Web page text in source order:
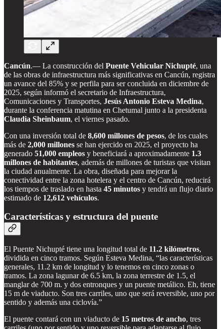
Cancún.— La construcción del Puente Vehicular Nichupté, una
de las obras de infraestructura más significativas en Cancún, registra
un avance del 85% y se perfila para ser concluida en diciembre de
2025, según informó el secretario de Infraestructura,
Comunicaciones y Transportes, Jesús Antonio Esteva Medina,
durante la conferencia matutina en Chetumal junto a la presidenta
Claudia Sheinbaum, el viernes pasado.
Con una inversión total de 8,600 millones de pesos, de los cuales
más de 2,000 millones se han ejercido en 2025, el proyecto ha
generado 51,000 empleos y beneficiará a aproximadamente 1.3
millones de habitantes, además de millones de turistas que visitan
la ciudad anualmente. La obra, diseñada para mejorar la
conectividad entre la zona hotelera y el centro de Cancún, reducirá
los tiempos de traslado en hasta 45 minutos y tendrá un flujo diario
estimado de 12,612 vehículos.
Características y estructura del puente
El Puente Nichupté tiene una longitud total de 11.2 kilómetros,
dividida en cinco tramos. Según Esteva Medina, “las características
generales, 11.2 km de longitud y lo tenemos en cinco zonas o
tramos. La zona lagunar de 6.5 km, la zona terrestre de 1.5, el
manglar de 700 m. y dos entronques y un puente metálico. Eh, tiene
15 m de viaducto. Son tres carriles, uno que será reversible, uno por
sentido y además una ciclovía.”
El puente contará con un viaducto de 15 metros de ancho, tres